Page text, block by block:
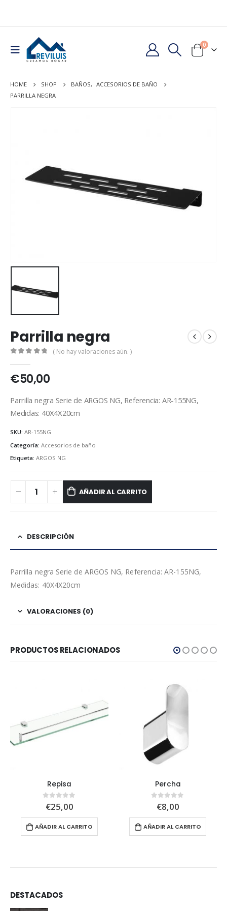
0
HOME SHOP BAÑOS, ACCESORIOS DE BAÑO
PARRILLA NEGRA
Parrilla negra
( No hay valoraciones aún. )
€50,00
Parrilla negra Serie de ARGOS NG, Referencia: AR-155NG,
Medidas: 40X4X20cm
SKU: AR-155NG
Categoría: Accesorios de baño
Etiqueta: ARGOS NG
AÑADIR AL CARRITO
DESCRIPCIÓN
Parrilla negra Serie de ARGOS NG, Referencia: AR-155NG,
Medidas: 40X4X20cm
VALORACIONES (0)
PRODUCTOS RELACIONADOS
Repisa
0out of 5
€25,00
AÑADIR AL CARRITO
Percha
out of 5
€8,00
AÑADIR AL CARRITO
DESTACADOS